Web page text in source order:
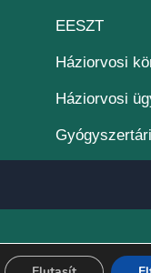
EESZT(új
Háziorvosi
Háziorvosi